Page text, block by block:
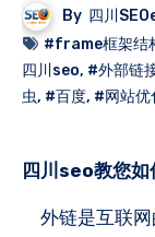
By 四川
#frame框架结
四川seo, #外部链
虫, #百度, #网站优
四川seo教您
外链是互联网